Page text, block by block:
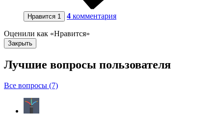
Нравится 1 4 комментария
Оценили как «Нравится»
Закрыть
Лучшие вопросы пользователя
Все вопросы (7)